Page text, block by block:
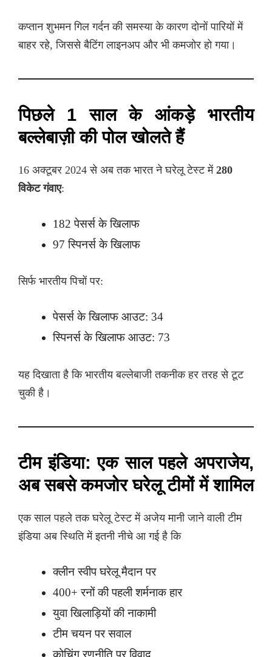
कप्तान शुभमन गिल गर्दन की समस्या के कारण दोनों पारियों में
बाहर रहे, जिससे बैटिंग लाइनअप और भी कमजोर हो गया।
पिछले 1 साल के आंकड़े भारतीय
बल्लेबाज़ी की पोल खोलते हैं
16 अक्टूबर 2024 से अब तक भारत ने घरेलू टेस्ट में 280
विकेट गंवाए:
182 पेसर्स के खिलाफ
97 स्पिनर्स के खिलाफ
सिर्फ भारतीय पिचों पर:
पेसर्स के खिलाफ आउट: 34
स्पिनर्स के खिलाफ आउट: 73
यह दिखाता है कि भारतीय बल्लेबाजी तकनीक हर तरह से टूट
चुकी है।
टीम इंडिया: एक साल पहले अपराजेय,
अब सबसे कमजोर घरेलू टीमों में शामिल
एक साल पहले तक घरेलू टेस्ट में अजेय मानी जाने वाली टीम
इंडिया अब स्थिति में इतनी नीचे आ गई है कि
क्लीन स्वीप घरेलू मैदान पर
400+ रनों की पहली शर्मनाक हार
युवा खिलाड़ियों की नाकामी
टीम चयन पर सवाल
कोचिंग रणनीति पर विवाद